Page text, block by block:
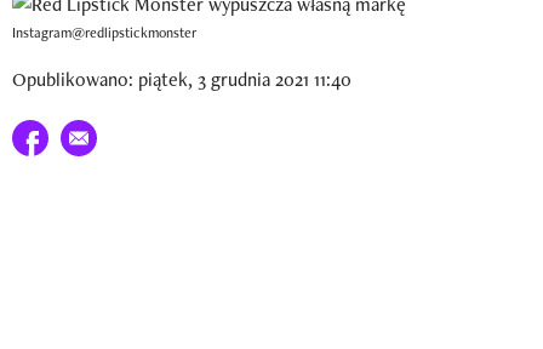
Instagram@redlipstickmonster
Opublikowano: piątek, 3 grudnia 2021 11:40
Udostępnij na facebook
E-mail do przyjaciela